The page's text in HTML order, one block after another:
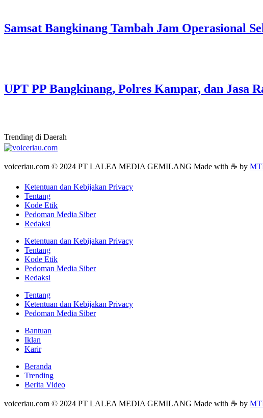
Samsat Bangkinang Tambah Jam Operasional
UPT PP Bangkinang, Polres Kampar, dan Jasa
Trending di Daerah
voiceriau.com © 2024 PT LALEA MEDIA GEMILANG Made with ☕ by
Ketentuan dan Kebijakan Privacy
Tentang
Kode Etik
Pedoman Media Siber
Redaksi
Ketentuan dan Kebijakan Privacy
Tentang
Kode Etik
Pedoman Media Siber
Redaksi
Tentang
Ketentuan dan Kebijakan Privacy
Pedoman Media Siber
Bantuan
Iklan
Karir
Beranda
Trending
Berita Video
voiceriau.com © 2024 PT LALEA MEDIA GEMILANG Made with ☕ by